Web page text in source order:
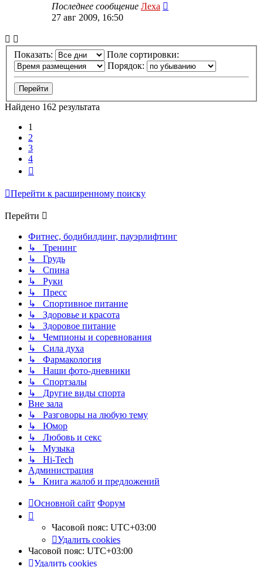
Последнее сообщение Леха
27 авг 2009, 16:50
Показать:
Поле сортировки:
Порядок:
Найдено 162 результата
1
2
3
4
Перейти к расширенному поиску
Перейти
Фитнес, бодибилдинг, пауэрлифтинг
↳ Тренинг
↳ Грудь
↳ Спина
↳ Руки
↳ Пресс
↳ Спортивное питание
↳ Здоровье и красота
↳ Здоровое питание
↳ Чемпионы и соревнования
↳ Сила духа
↳ Фармакология
↳ Наши фото-дневники
↳ Спортзалы
↳ Другие виды спорта
Вне зала
↳ Разговоры на любую тему
↳ Юмор
↳ Любовь и секс
↳ Музыка
↳ Hi-Tech
Администрация
↳ Книга жалоб и предложений
Основной сайт Форум
Часовой пояс: UTC+03:00
Удалить cookies
Часовой пояс: UTC+03:00
Удалить cookies